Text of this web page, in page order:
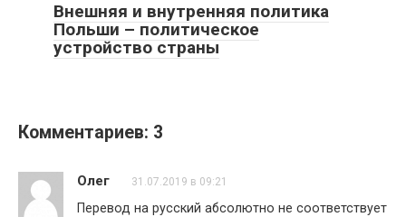
Внешняя и внутренняя политика
Польши – политическое
устройство страны
Комментариев: 3
Олег 31.07.2019 в 09:21
Перевод на русский абсолютно не соответствует